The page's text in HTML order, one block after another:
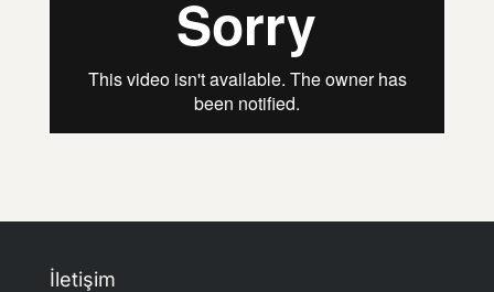
İletişim